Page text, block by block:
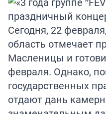
Сегодня, 22
область отмечает
Масленицы и
февраля. Однако,
государственных
отдают дань